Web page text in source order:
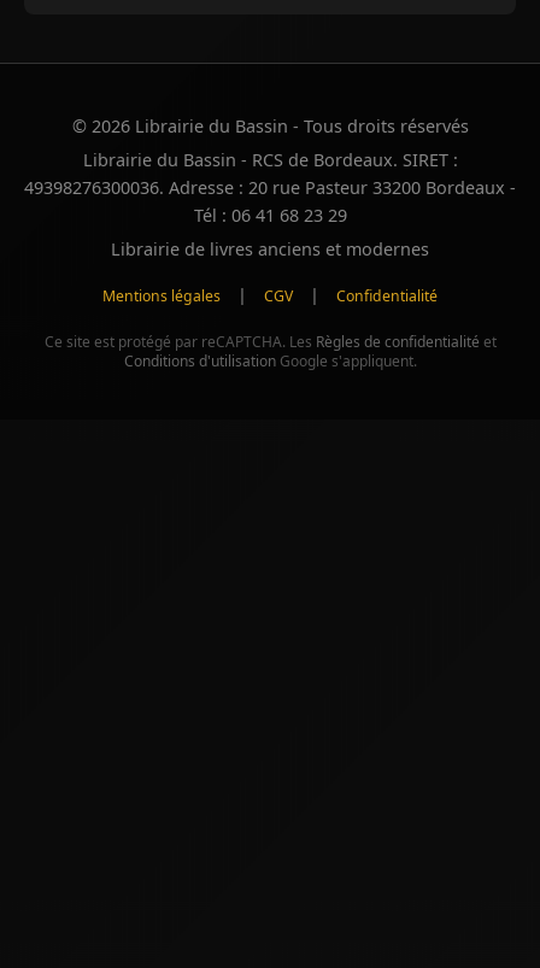
© 2026 Librairie du Bassin - Tous droits réservés
Librairie du Bassin - RCS de Bordeaux. SIRET :
49398276300036. Adresse : 20 rue Pasteur 33200 Bordeaux -
Tél : 06 41 68 23 29
Librairie de livres anciens et modernes
Mentions légales | CGV | Confidentialité
Ce site est protégé par reCAPTCHA. Les Règles de confidentialité et
Conditions d'utilisationGoogle s'appliquent.